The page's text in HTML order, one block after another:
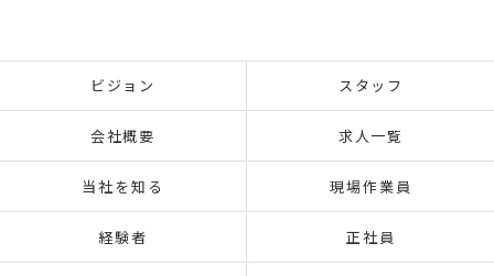
ビジョン スタッフ
会社概要 求人一覧
当社を知る 現場作業員
経験者 正社員